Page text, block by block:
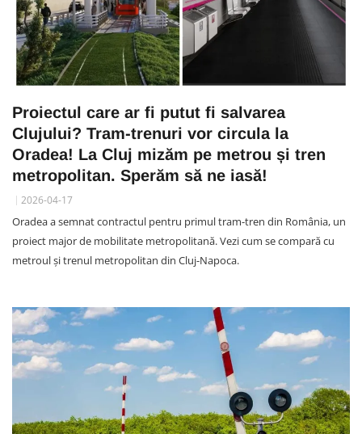
Proiectul care ar fi putut fi salvarea
Clujului? Tram-trenuri vor circula la
Oradea! La Cluj mizăm pe metrou și tren
metropolitan. Sperăm să ne iasă!
2026-04-17
Oradea a semnat contractul pentru primul tram-tren din România, un
proiect major de mobilitate metropolitană. Vezi cum se compară cu
metroul și trenul metropolitan din Cluj-Napoca.